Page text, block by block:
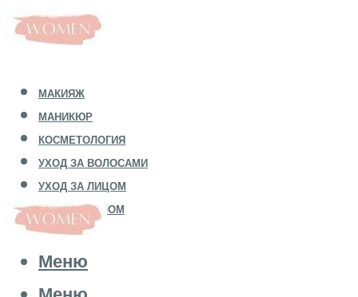
МАКИЯЖ
МАНИКЮР
КОСМЕТОЛОГИЯ
УХОД ЗА ВОЛОСАМИ
УХОД ЗА ЛИЦОМ
УХОД ЗА ТЕЛОМ
Меню